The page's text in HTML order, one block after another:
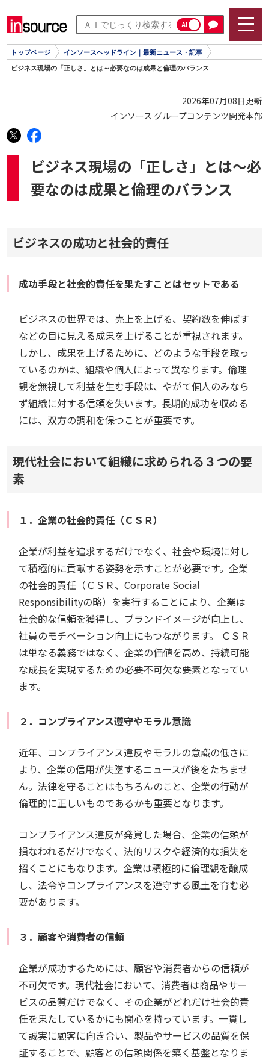
AI
トップページ インソースヘッドライン｜最新ニュース・記事
ビジネス現場の「正しさ」とは～必要なのは成果と倫理のバランス
2026年07月08日更新
インソース グループコンテンツ開発本部
ビジネス現場の「正しさ」とは～必
要なのは成果と倫理のバランス
ビジネスの成功と社会的責任
成功手段と社会的責任を果たすことはセットである
ビジネスの世界では、売上を上げる、契約数を伸ばす
などの目に見える成果を上げることが重視されます。
しかし、成果を上げるために、どのような手段を取っ
ているのかは、組織や個人によって異なります。倫理
観を無視して利益を生む手段は、やがて個人のみなら
ず組織に対する信頼を失います。長期的成功を収める
には、双方の調和を保つことが重要です。
現代社会において組織に求められる３つの要
素
１．企業の社会的責任（ＣＳＲ）
企業が利益を追求するだけでなく、社会や環境に対し
て積極的に貢献する姿勢を示すことが必要です。企業
の社会的責任（ＣＳＲ、Corporate Social
Responsibilityの略）を実行することにより、企業は
社会的な信頼を獲得し、ブランドイメージが向上し、
社員のモチベーション向上にもつながります。 ＣＳＲ
は単なる義務ではなく、企業の価値を高め、持続可能
な成長を実現するための必要不可欠な要素となってい
ます。
２．コンプライアンス遵守やモラル意識
近年、コンプライアンス違反やモラルの意識の低さに
より、企業の信用が失墜するニュースが後をたちませ
ん。法律を守ることはもちろんのこと、企業の行動が
倫理的に正しいものであるかも重要となります。
コンプライアンス違反が発覚した場合、企業の信頼が
損なわれるだけでなく、法的リスクや経済的な損失を
招くことにもなります。企業は積極的に倫理観を醸成
し、法令やコンプライアンスを遵守する風土を育む必
要があります。
３．顧客や消費者の信頼
企業が成功するためには、顧客や消費者からの信頼が
不可欠です。現代社会において、消費者は商品やサー
ビスの品質だけでなく、その企業がどれだけ社会的責
任を果たしているかにも関心を持っています。一貫し
て誠実に顧客に向き合い、製品やサービスの品質を保
証することで、顧客との信頼関係を築く基盤となりま